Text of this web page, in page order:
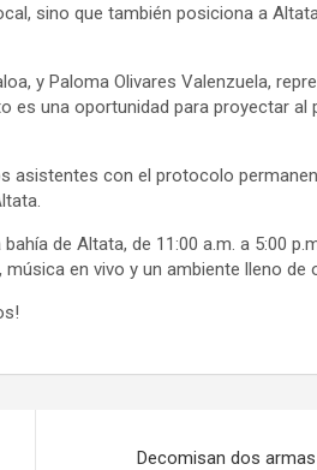
sino que también posiciona a
y Paloma Olivares Valenzuela,
es una oportunidad para proyectar al
asistentes con el protocolo
de Altata, de 11:00 a.m. a 5:00
en vivo y un ambiente lleno de
Decomisan dos